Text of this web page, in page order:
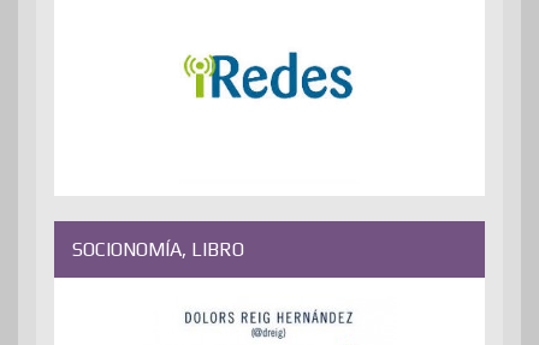
SOCIONOMÍA, LIBRO